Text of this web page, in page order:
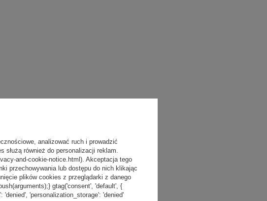
analizować ruch i prowadzić
służą również do personalizacji reklam.
and-cookie-notice.html). Akceptacja tego
przechowywania lub dostępu do nich klikając
plików cookies z przeglądarki z danego
gtag('consent', 'default', {
'denied', 'personalization_storage': 'denied'